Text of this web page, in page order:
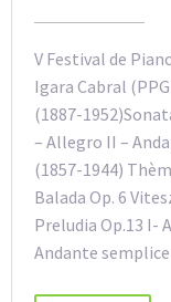
V Festival de
Igara Cabral
(1887-
– Allegro II –
(1857-1944)
Balada Op. 6
Preludia Op.13 I-
Andante